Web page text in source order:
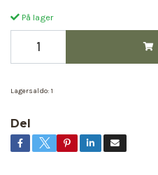
På lager
Lagersaldo: 1
Del